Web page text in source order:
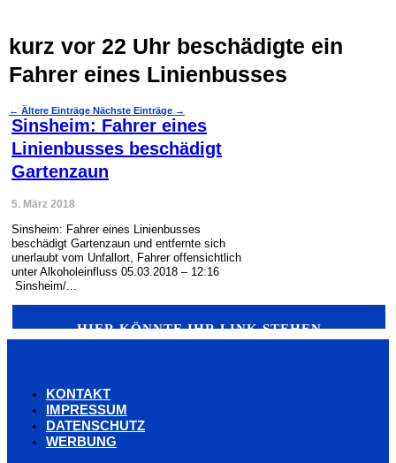
kurz vor 22 Uhr beschädigte ein
Fahrer eines Linienbusses
← Ältere Einträge Nächste Einträge →
Sinsheim: Fahrer eines
Linienbusses beschädigt
Gartenzaun
5. März 2018
Sinsheim: Fahrer eines Linienbusses
beschädigt Gartenzaun und entfernte sich
unerlaubt vom Unfallort, Fahrer offensichtlich
unter Alkoholeinfluss 05.03.2018 – 12:16
Sinsheim/...
HIER KÖNNTE IHR LINK STEHEN
KONTAKT
IMPRESSUM
DATENSCHUTZ
WERBUNG